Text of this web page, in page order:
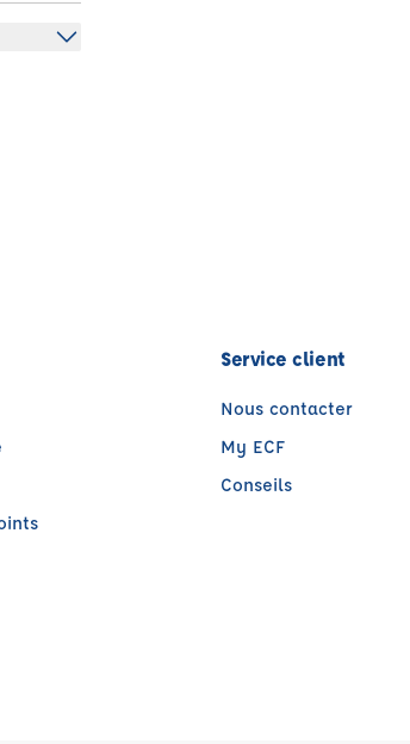
Service client
Nous contacter
My ECF
Conseils